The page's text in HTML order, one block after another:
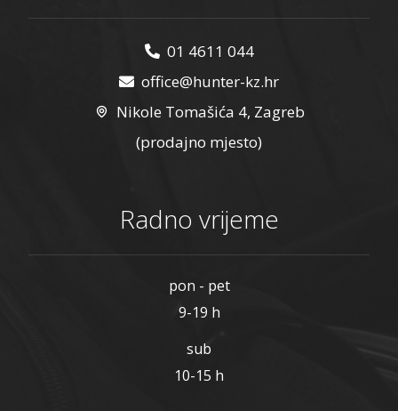
01 4611 044
office@hunter-kz.hr
Nikole Tomašića 4, Zagreb
(prodajno mjesto)
Radno vrijeme
pon - pet
9-19 h
sub
10-15 h